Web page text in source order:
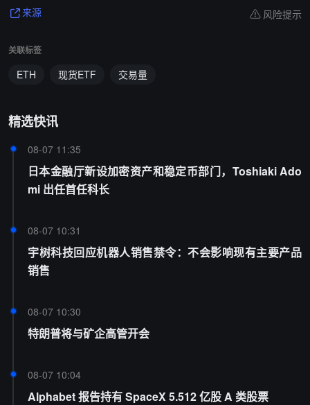
来源 风险提示
关联标签
ETH 现货ETF 交易量
精选快讯
08-07 11:35
日本金融厅新设加密资产和稳定币部门，Toshiaki Ado
mi 出任首任科长
08-07 10:31
宇树科技回应机器人销售禁令：不会影响现有主要产品
销售
08-07 10:30
特朗普将与矿企高管开会
08-07 10:04
Alphabet 报告持有 SpaceX 5.512 亿股 A 类股票